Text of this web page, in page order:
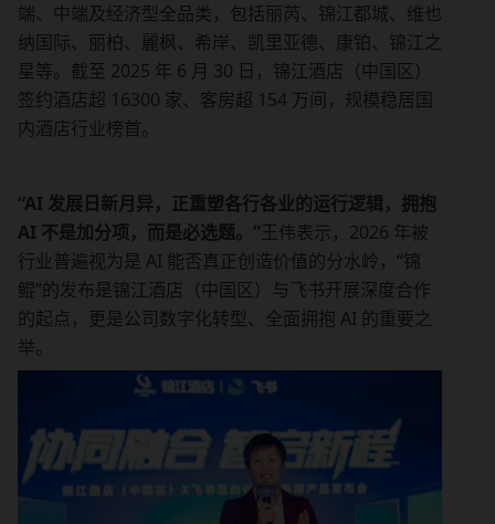
端、中端及经济型全品类，包括丽芮、锦江都城、维也
纳国际、丽柏、麗枫、希岸、凯里亚德、康铂、锦江之
星等。截至 2025 年 6 月 30 日，锦江酒店（中国区）
签约酒店超 16300 家、客房超 154 万间，规模稳居国
内酒店行业榜首。
“AI 发展日新月异，正重塑各行各业的运行逻辑，拥抱
AI 不是加分项，而是必选题。”王伟表示，2026 年被
行业普遍视为是 AI 能否真正创造价值的分水岭，“锦
鲲”的发布是锦江酒店（中国区）与飞书开展深度合作
的起点，更是公司数字化转型、全面拥抱 AI 的重要之
举。